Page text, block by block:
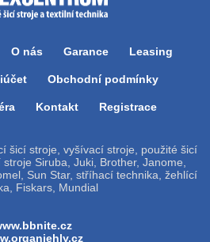
O nás Garance Leasing
Obchodní podmínky
Kontakt Registrace
šicí stroje, vyšívací stroje, použité šicí
Siruba, Juki, Brother, Janome,
Sun Star, stříhací technika, žehlící
Fiskars, Mundial